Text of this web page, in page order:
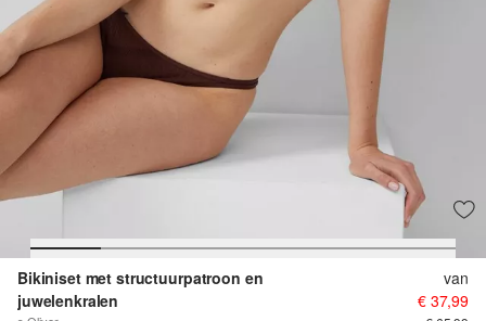
Bikiniset met structuurpatroon en
juwelenkralen
van
€ 37,99